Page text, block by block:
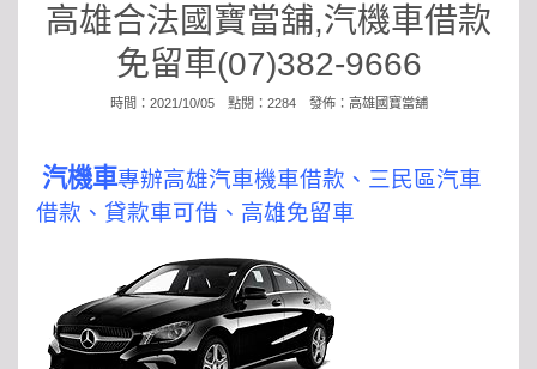
高雄合法國寶當舖,汽機車借款
免留車(07)382-9666
時間：2021/10/05 點閱：2284 發佈： 高雄國寶當舖
汽機車專辦高雄汽車機車借款、三民區汽車
借款、貸款車可借、高雄免留車